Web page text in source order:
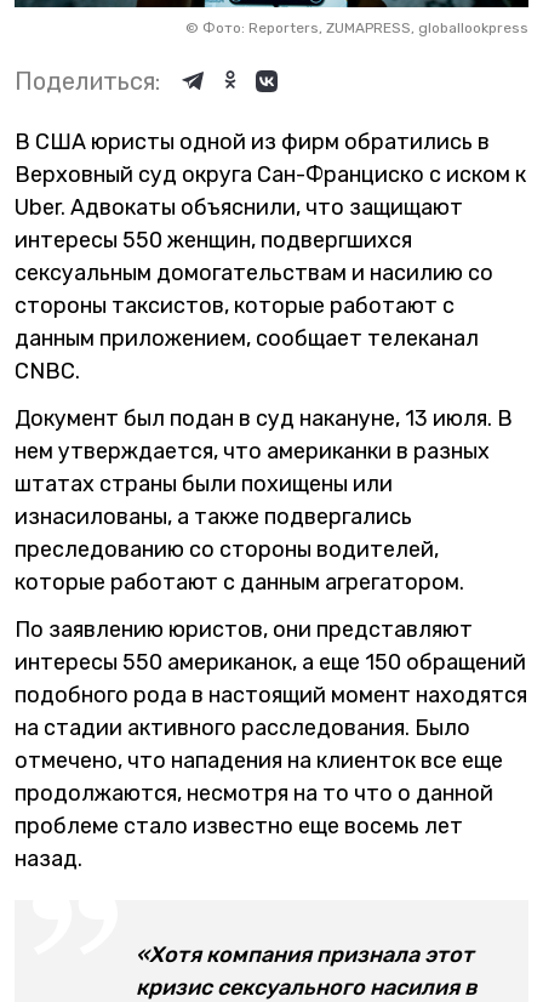
© Фото: Reporters, ZUMAPRESS, globallookpress
Поделиться:
В США юристы одной из фирм обратились в
Верховный суд округа Сан-Франциско с иском к
Uber. Адвокаты объяснили, что защищают
интересы 550 женщин, подвергшихся
сексуальным домогательствам и насилию со
стороны таксистов, которые работают с
данным приложением, сообщает телеканал
CNBC.
Документ был подан в суд накануне, 13 июля. В
нем утверждается, что американки в разных
штатах страны были похищены или
изнасилованы, а также подвергались
преследованию со стороны водителей,
которые работают с данным агрегатором.
По заявлению юристов, они представляют
интересы 550 американок, а еще 150 обращений
подобного рода в настоящий момент находятся
на стадии активного расследования. Было
отмечено, что нападения на клиенток все еще
продолжаются, несмотря на то что о данной
проблеме стало известно еще восемь лет
назад.
«Хотя компания признала этот
кризис сексуального насилия в